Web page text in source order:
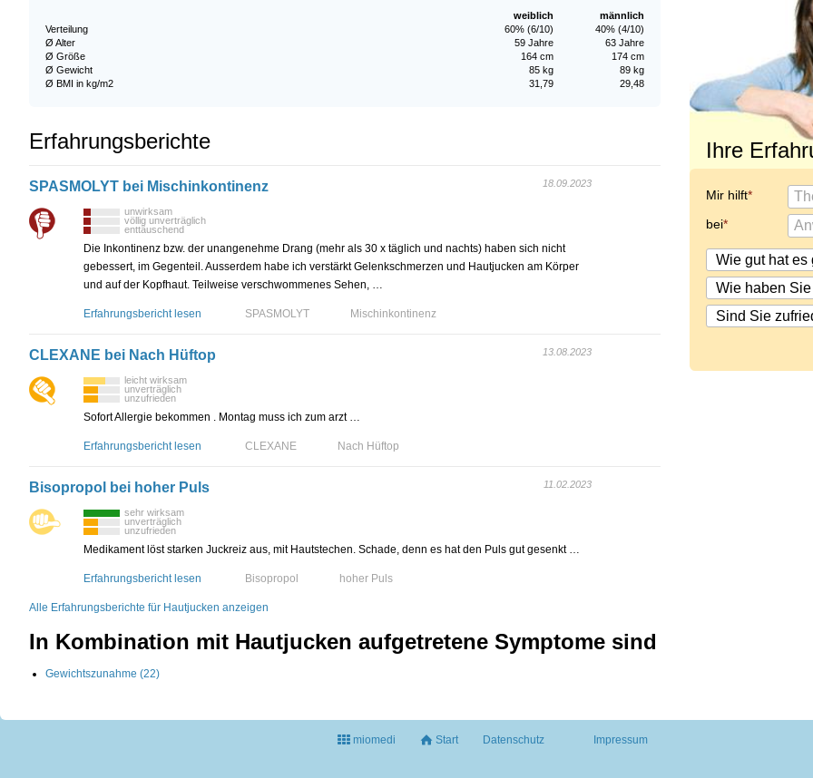
männlich
weiblich
Verteilung
40% (4/10)
60% (6/10)
Ø Alter
63 Jahre
59 Jahre
Ø Größe
174 cm
164 cm
Ø Gewicht
89 kg
85 kg
Ø BMI in kg/m2
29,48
31,79
Erfahrungsberichte
SPASMOLYT bei Mischinkontinenz 18.09.2023
unwirksam
völlig unverträglich
enttäuschend
Die Inkontinenz bzw. der unangenehme Drang (mehr als 30 x täglich und nachts) haben sich nicht
gebessert, im Gegenteil. Ausserdem habe ich verstärkt Gelenkschmerzen und Hautjucken am Körper
und auf der Kopfhaut. Teilweise verschwommenes Sehen, …
Erfahrungsbericht lesen SPASMOLYT Mischinkontinenz
CLEXANE bei Nach Hüftop 13.08.2023
leicht wirksam
unverträglich
unzufrieden
Sofort Allergie bekommen . Montag muss ich zum arzt …
Erfahrungsbericht lesen CLEXANE Nach Hüftop
Bisopropol bei hoher Puls 11.02.2023
sehr wirksam
unverträglich
unzufrieden
Medikament löst starken Juckreiz aus, mit Hautstechen. Schade, denn es hat den Puls gut gesenkt …
Erfahrungsbericht lesen Bisopropol hoher Puls
Alle Erfahrungsberichte für Hautjucken anzeigen
In Kombination mit Hautjucken aufgetretene Symptome sind
Gewichtszunahme (22)
Ihre
Mir hilft
bei
miomedi Start Datenschutz Impressum